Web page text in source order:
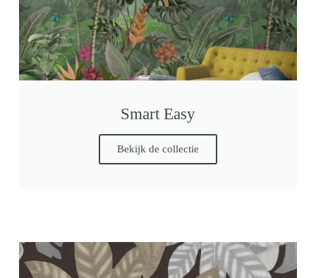
Smart Easy
Bekijk de collectie